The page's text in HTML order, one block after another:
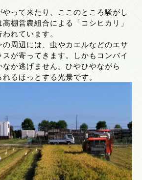
って来たり、ここのところ騒がし
棚営農組合による「コシヒカリ」
れています。
周辺には、虫やカエルなどのエサ
が寄ってきます。しかもコンバイ
か逃げません。ひやひやながら
るほっとする光景です。